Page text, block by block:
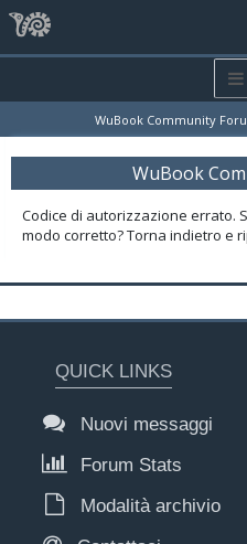
WuBook Community
WuBook
Codice di autorizzazione errato.
modo corretto? Torna indietro e
QUICK LINKS
Nuovi messaggi
Forum Stats
Modalità archivio